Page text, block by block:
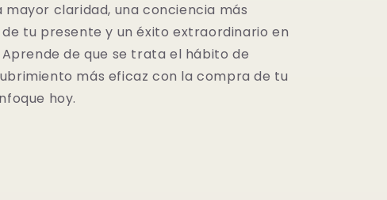
mayor claridad, una conciencia más
tu presente y un éxito extraordinario en
de que se trata el hábito de
más eficaz con la compra de tu
hoy.